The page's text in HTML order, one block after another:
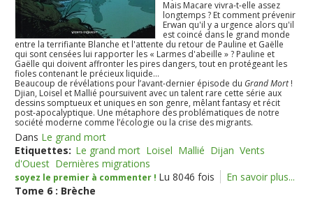
Mais Macare vivra-t-elle assez
longtemps ? Et comment prévenir
Erwan qu'il y a urgence alors qu'il
est coincé dans le grand monde
entre la terrifiante Blanche et l'attente du retour de Pauline et Gaëlle
qui sont censées lui rapporter les « Larmes d'abeille » ? Pauline et
Gaëlle qui doivent affronter les pires dangers, tout en protégeant les
fioles contenant le précieux liquide...
Beaucoup de révélations pour l’avant-dernier épisode du Grand Mort!
Djian, Loisel et Mallié poursuivent avec un talent rare cette série aux
dessins somptueux et uniques en son genre, mêlant fantasy et récit
post-apocalyptique. Une métaphore des problématiques de notre
société moderne comme l’écologie ou la crise des migrants.
Dans Le grand mort
Etiquettes: Le grand mort Loisel Mallié Dijan Vents
d'Ouest Dernières migrations
soyez le premier à commenter ! Lu 8046 fois
En savoir plus...
Tome 6 : Brèche